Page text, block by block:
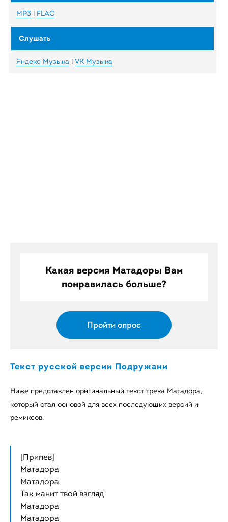
MP3 | FLAC
Яндекс Музыка | VK Музыка
Какая версия Матадоры Вам
понравилась больше?
Пройти опрос
Текст русской версии Подружани
Ниже представлен оригинальный текст трека Матадора,
который стал основой для всех последующих версий и
ремиксов.
[Припев]
Матадора
Матадора
Так манит твой взгляд
Матадора
Матадора